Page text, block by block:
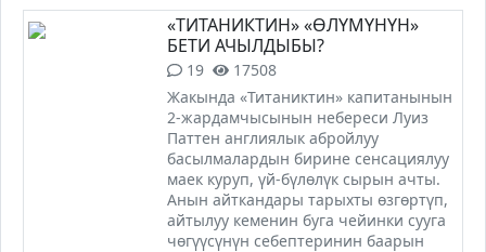
«ТИТАНИКТИН» «ӨЛҮМҮНҮН»
БЕТИ АЧЫЛДЫБЫ?
19
17508
Жакында «Титаниктин» капитанынын
2-жардамчысынын небереси Луиз
Паттен англиялык абройлуу
басылмалардын бирине сенсациялуу
маек куруп, үй-бүлөлүк сырын ачты.
Анын айткандары тарыхты өзгөртүп,
айтылуу кеменин буга чейинки сууга
чөгүүсүнүн себептеринин баарын